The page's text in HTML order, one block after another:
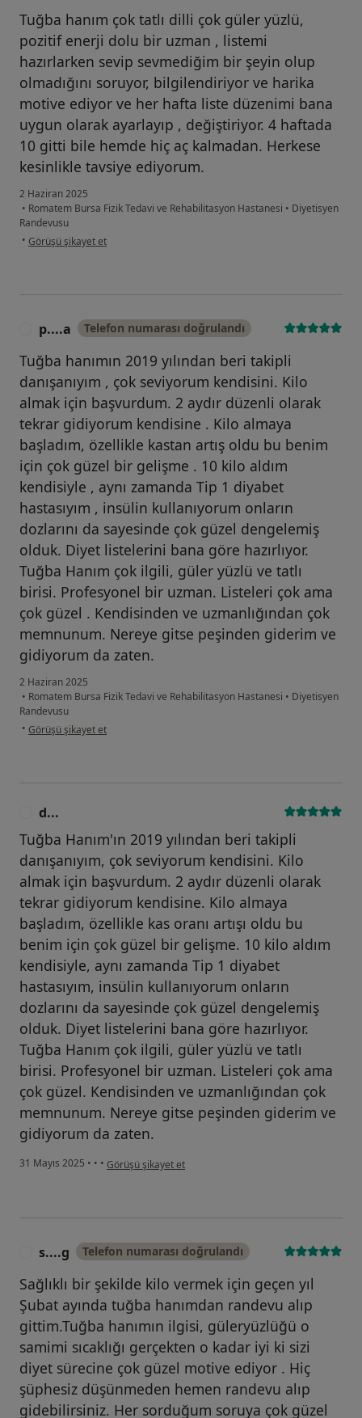
Tuğba hanım çok tatlı dilli çok güler yüzlü,
pozitif enerji dolu bir uzman , listemi
hazırlarken sevip sevmediğim bir şeyin olup
olmadığını soruyor, bilgilendiriyor ve harika
motive ediyor ve her hafta liste düzenimi bana
uygun olarak ayarlayıp , değiştiriyor. 4 haftada
10 gitti bile hemde hiç aç kalmadan. Herkese
kesinlikle tavsiye ediyorum.
2 Haziran 2025
• Romatem Bursa Fizik Tedavi ve Rehabilitasyon Hastanesi • Diyetisyen
Randevusu
• kullanıcının görüşüne göre c....a
Görüşü şikayet et
p....a Telefon numarası doğrulandı
Tuğba hanımın 2019 yılından beri takipli
danışanıyım , çok seviyorum kendisini. Kilo
almak için başvurdum. 2 aydır düzenli olarak
tekrar gidiyorum kendisine . Kilo almaya
başladım, özellikle kastan artış oldu bu benim
için çok güzel bir gelişme . 10 kilo aldım
kendisiyle , aynı zamanda Tip 1 diyabet
hastasıyım , insülin kullanıyorum onların
dozlarını da sayesinde çok güzel dengelemiş
olduk. Diyet listelerini bana göre hazırlıyor.
Tuğba Hanım çok ilgili, güler yüzlü ve tatlı
birisi. Profesyonel bir uzman. Listeleri çok ama
çok güzel . Kendisinden ve uzmanlığından çok
memnunum. Nereye gitse peşinden giderim ve
gidiyorum da zaten.
2 Haziran 2025
• Romatem Bursa Fizik Tedavi ve Rehabilitasyon Hastanesi • Diyetisyen
Randevusu
• kullanıcının görüşüne göre p....a
Görüşü şikayet et
d...
Tuğba Hanım'ın 2019 yılından beri takipli
danışanıyım, çok seviyorum kendisini. Kilo
almak için başvurdum. 2 aydır düzenli olarak
tekrar gidiyorum kendisine. Kilo almaya
başladım, özellikle kas oranı artışı oldu bu
benim için çok güzel bir gelişme. 10 kilo aldım
kendisiyle, aynı zamanda Tip 1 diyabet
hastasıyım, insülin kullanıyorum onların
dozlarını da sayesinde çok güzel dengelemiş
olduk. Diyet listelerini bana göre hazırlıyor.
Tuğba Hanım çok ilgili, güler yüzlü ve tatlı
birisi. Profesyonel bir uzman. Listeleri çok ama
çok güzel. Kendisinden ve uzmanlığından çok
memnunum. Nereye gitse peşinden giderim ve
gidiyorum da zaten.
31 Mayıs 2025 • • • kullanıcının görüşüne göre d...
Görüşü şikayet et
s....g Telefon numarası doğrulandı
Sağlıklı bir şekilde kilo vermek için geçen yıl
Şubat ayında tuğba hanımdan randevu alıp
gittim.Tuğba hanımın ilgisi, güleryüzlüğü o
samimi sıcaklığı gerçekten o kadar iyi ki sizi
diyet sürecine çok güzel motive ediyor . Hiç
şüphesiz düşünmeden hemen randevu alıp
gidebilirsiniz. Her sorduğum soruya çok güzel